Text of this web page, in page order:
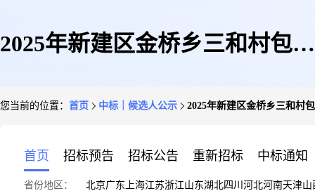
2025年新建区金桥乡三和村包山
您当前的位置： 首页 中标｜候选人公示 2025年新建区金桥乡三和村
首页 招标预告 招标公告 重新招标 中标通知
省份地区： 北京广东 上海江苏浙江山东湖北四川 河北河南天津山